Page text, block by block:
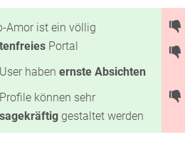
Amor ist ein völlig
Portal
haben ernste Absichten
können sehr
gestaltet werden